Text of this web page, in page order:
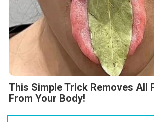
This Simple Trick Removes All
From Your Body!